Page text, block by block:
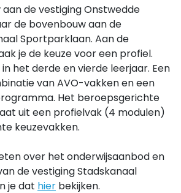
de vestiging Onstwedde
de bovenbouw aan de
Sportparklaan. Aan de
je de keuze voor een profiel.
het derde en vierde leerjaar. Een
van AVO-vakken en een
Het beroepsgerichte
uit een profielvak (4 modulen)
keuzevakken.
over het onderwijsaanbod en
de vestiging Stadskanaal
je dat hier bekijken.